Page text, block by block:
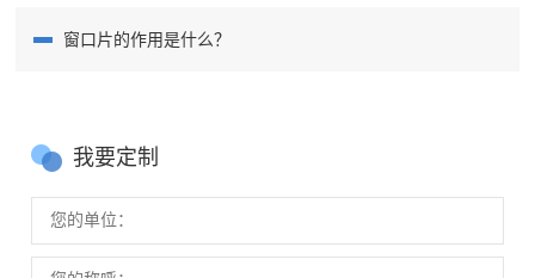
窗口片的作用是什么？
我要定制